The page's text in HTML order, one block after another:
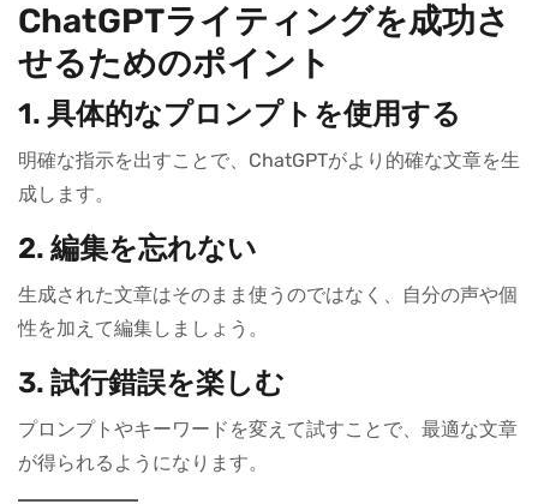
ChatGPTライティングを成功さ
せるためのポイント
1. 具体的なプロンプトを使用する
明確な指示を出すことで、ChatGPTがより的確な文章を生
成します。
2. 編集を忘れない
生成された文章はそのまま使うのではなく、自分の声や個
性を加えて編集しましょう。
3. 試行錯誤を楽しむ
プロンプトやキーワードを変えて試すことで、最適な文章
が得られるようになります。